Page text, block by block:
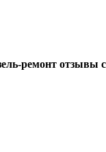
ремонт отзывы